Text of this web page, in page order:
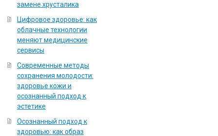
замене хрусталика
Цифровое здоровье: как
облачные технологии
меняют медицинские
сервисы
Современные методы
сохранения молодости:
здоровье кожи и
осознанный подход к
эстетике
Осознанный подход к
здоровью: как образ